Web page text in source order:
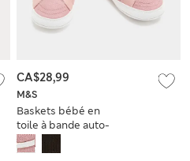
M&S
Baskets bébé en
toile à bande auto-
agrippante (jusqu’au
18 mois)
CA$28,99